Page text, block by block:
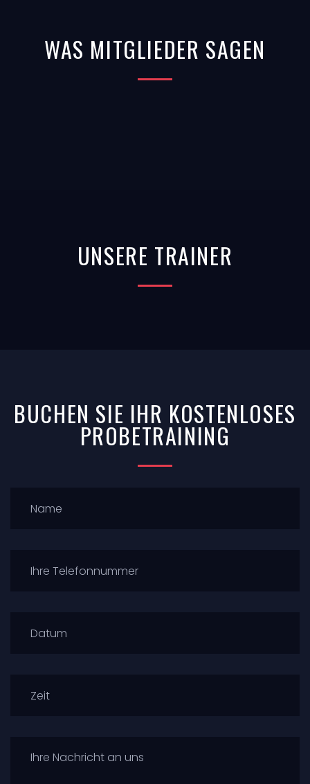
WAS MITGLIEDER SAGEN
UNSERE TRAINER
BUCHEN SIE IHR KOSTENLOSES
PROBETRAINING